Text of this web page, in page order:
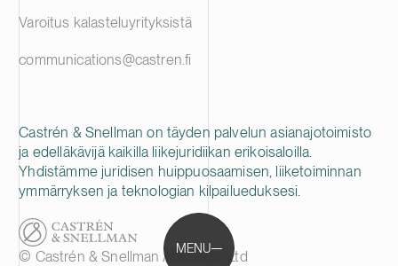
MENU
Castrén & Snellman on täyden palvelun asianajotoimisto
ja edelläkävijä kaikilla liikejuridiikan erikoisaloilla.
Yhdistämme juridisen huippuosaamisen, liiketoiminnan
ymmärryksen ja teknologian kilpailueduksesi.
© Castrén & Snellman Attorneys Ltd
Varoitus kalasteluyrityksistä
communications@castren.fi